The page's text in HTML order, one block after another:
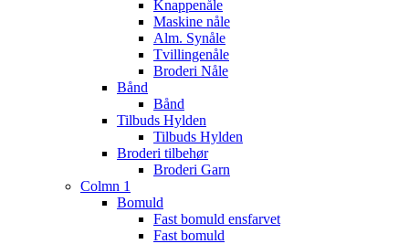
Knappenåle
Maskine nåle
Alm. Synåle
Tvillingenåle
Broderi Nåle
Bånd
Bånd
Tilbuds Hylden
Tilbuds Hylden
Broderi tilbehør
Broderi Garn
Colmn 1
Bomuld
Fast bomuld ensfarvet
Fast bomuld